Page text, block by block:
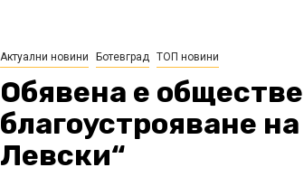
Актуални новини Ботевград ТОП новини
Обявена е
благоустрояване
Левски“